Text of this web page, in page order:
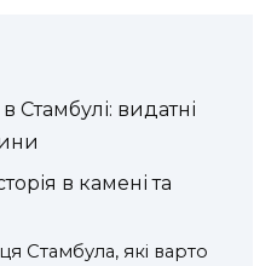
видатні
в камені та
Стамбула, які варто